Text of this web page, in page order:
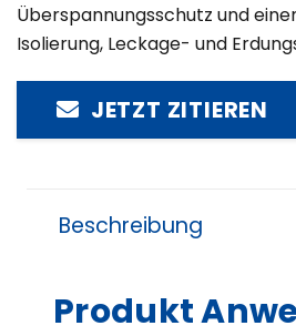
Überspannungsschutz und
Isolierung, Leckage- und
JETZT ZITIEREN
Beschreibung
Produkt